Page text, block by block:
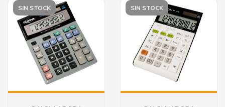
SIN STOCK SIN STOCK